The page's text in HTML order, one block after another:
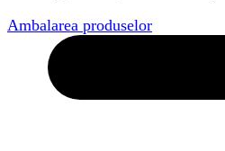
Ambalarea produselor